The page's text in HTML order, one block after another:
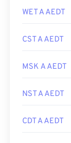
WET A AEDT
CST A AEDT
MSK A AEDT
NST A AEDT
CDT A AEDT